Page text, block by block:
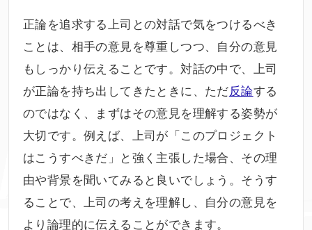
正論を追求する上司との対話で気をつけるべき
ことは、相手の意見を尊重しつつ、自分の意見
もしっかり伝えることです。対話の中で、上司
が正論を持ち出してきたときに、ただ反論する
のではなく、まずはその意見を理解する姿勢が
大切です。例えば、上司が「このプロジェクト
はこうすべきだ」と強く主張した場合、その理
由や背景を聞いてみると良いでしょう。そうす
ることで、上司の考えを理解し、自分の意見を
より論理的に伝えることができます。